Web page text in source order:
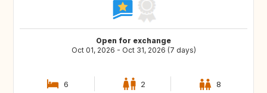
Open for exchange
Oct 01, 2026 - Oct 31, 2026 (7 days)
6 2 8